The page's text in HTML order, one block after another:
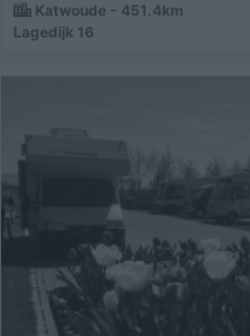
Katwoude - 451.4km
Lagedijk 16